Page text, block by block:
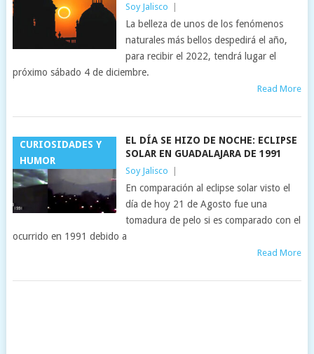
Soy Jalisco
La belleza de unos de los fenómenos
naturales más bellos despedirá el año,
para recibir el 2022, tendrá lugar el
próximo sábado 4 de diciembre.
Read More
CURIOSIDADES Y
HUMOR
EL DÍA SE HIZO DE NOCHE: ECLIPSE
SOLAR EN GUADALAJARA DE 1991
Soy Jalisco
En comparación al eclipse solar visto el
día de hoy 21 de Agosto fue una
tomadura de pelo si es comparado con el
ocurrido en 1991 debido a
Read More